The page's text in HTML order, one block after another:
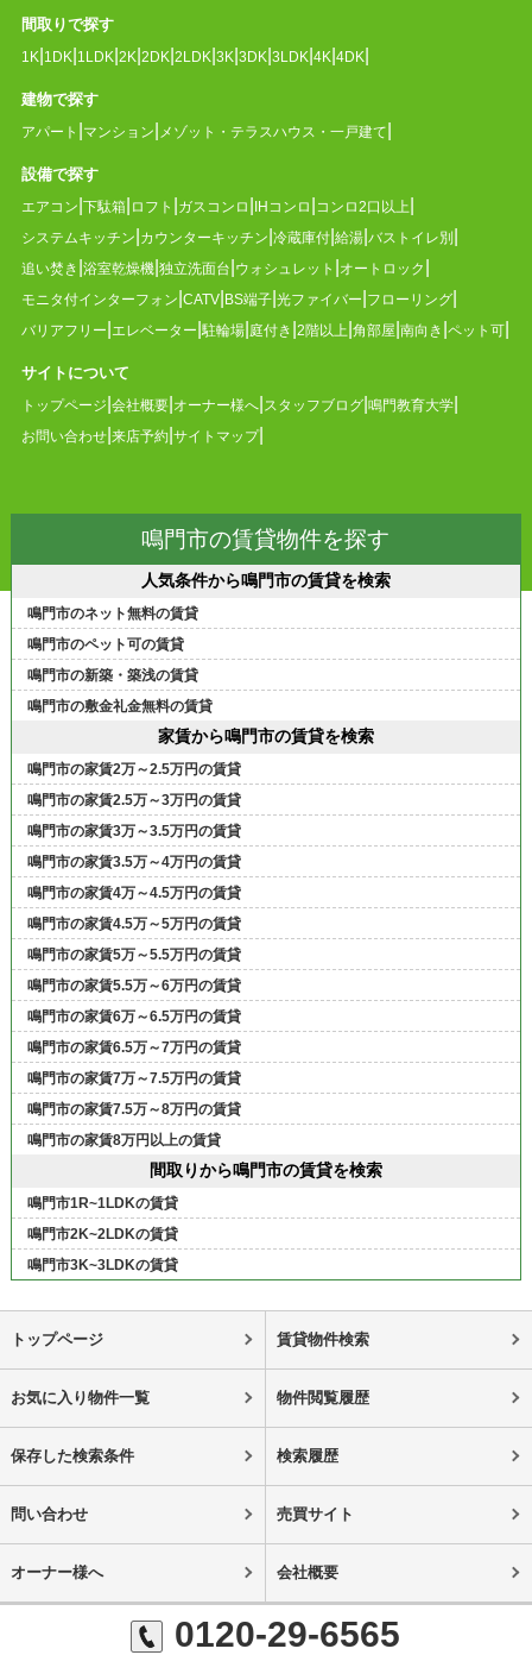
間取りで探す
1K 1DK 1LDK 2K 2DK 2LDK 3K 3DK 3LDK 4K 4DK
建物で探す
アパート マンション メゾット・テラスハウス・一戸建て
設備で探す
エアコン 下駄箱 ロフト ガスコンロ IHコンロ コンロ2口以上
システムキッチン カウンターキッチン 冷蔵庫付 給湯 バストイレ別
追い焚き 浴室乾燥機 独立洗面台 ウォシュレット オートロック
モニタ付インターフォン CATV BS端子 光ファイバー フローリング
バリアフリー エレベーター 駐輪場 庭付き 2階以上 角部屋 南向き ペット可
サイトについて
トップページ 会社概要 オーナー様へ スタッフブログ 鳴門教育大学
お問い合わせ 来店予約 サイトマップ
鳴門市の賃貸物件を探す
人気条件から鳴門市の賃貸を検索
鳴門市のネット無料の賃貸
鳴門市のペット可の賃貸
鳴門市の新築・築浅の賃貸
鳴門市の敷金礼金無料の賃貸
家賃から鳴門市の賃貸を検索
鳴門市の家賃2万～2.5万円の賃貸
鳴門市の家賃2.5万～3万円の賃貸
鳴門市の家賃3万～3.5万円の賃貸
鳴門市の家賃3.5万～4万円の賃貸
鳴門市の家賃4万～4.5万円の賃貸
鳴門市の家賃4.5万～5万円の賃貸
鳴門市の家賃5万～5.5万円の賃貸
鳴門市の家賃5.5万～6万円の賃貸
鳴門市の家賃6万～6.5万円の賃貸
鳴門市の家賃6.5万～7万円の賃貸
鳴門市の家賃7万～7.5万円の賃貸
鳴門市の家賃7.5万～8万円の賃貸
鳴門市の家賃8万円以上の賃貸
間取りから鳴門市の賃貸を検索
鳴門市1R~1LDKの賃貸
鳴門市2K~2LDKの賃貸
鳴門市3K~3LDKの賃貸
トップページ 賃貸物件検索
お気に入り物件一覧 物件閲覧履歴
保存した検索条件 検索履歴
問い合わせ 売買サイト
オーナー様へ 会社概要
0120-29-6565